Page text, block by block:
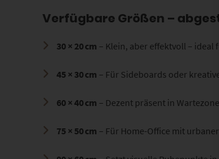
Verfügbare Größen –
30 × 20 cm – Klein, aber effektvoll – ideal
45 × 30 cm – Für Sideboards oder
60 × 40 cm – Dezent präsent in
75 × 50 cm – Für Home-Office mit urbaner